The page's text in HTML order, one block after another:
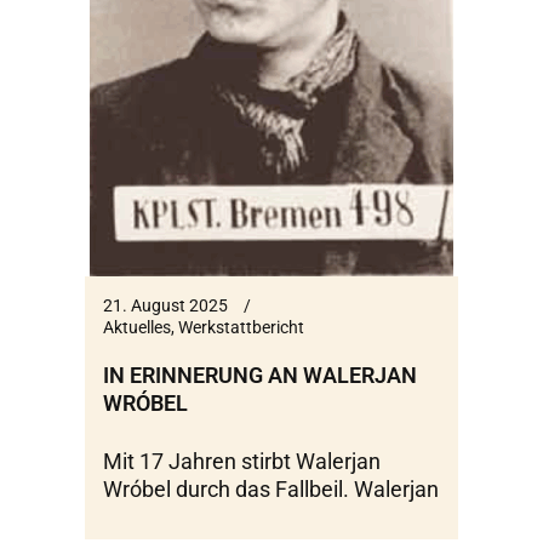
21. August 2025
Aktuelles,Werkstattbericht
IN ERINNERUNG AN WALERJAN
WRÓBEL
Mit 17 Jahren stirbt Walerjan
Wróbel durch das Fallbeil. Walerjan